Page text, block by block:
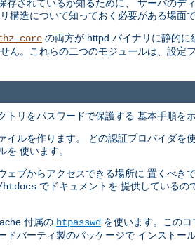
存されているか知るために、 サーバの
構造について知っておく必要がある場面
の両方が httpd バイナリに静的
ん。これらの二つのモジュールは、設
トリをパスワードで保護する 基本手順を示
イルを作ります。 どの認証プロバイダ
を 使います。
ェブからアクセスできる場所に 置くべ
でドキュメントを 提供しているの
付属の htpasswd を使います。この
ドバーティ製のパッケージで インストー